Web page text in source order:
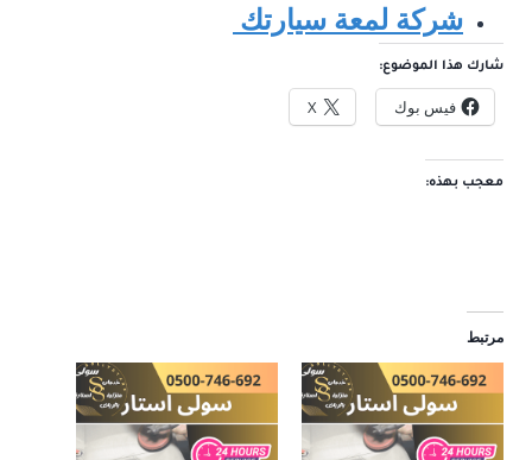
شركة لمعة سيارتك
شارك هذا الموضوع:
فيس بوك X
معجب بهذه:
مرتبط